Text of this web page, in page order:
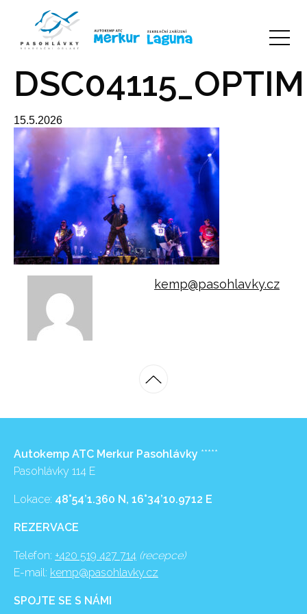
15.5.2026
kemp@pasohlavky.cz
Autokemp ATC Merkur Pasohlávky *****
Pasohlávky 114 E
Lokace: 48°54’1.360 N, 16°34’10.9712 E
REZERVACE
Telefon: +420 519 427 714 (recepce)
E-mail: kemp@pasohlavky.cz
SPOJTE SE S NÁMI